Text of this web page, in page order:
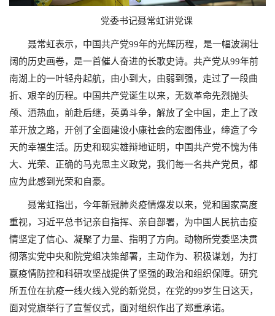
党委书记聂常虹讲党课
聂常虹表示，中国共产党99年的光辉历程，是一幅波澜壮
阔的历史画卷，是一首催人奋进的长歌史诗。共产党从99年前
南湖上的一叶轻舟起航，由小到大，由弱到强，走过了一段曲
折、艰辛的历程。中国共产党诞生以来，无数革命先烈抛头
颅、洒热血，前赴后继，英勇斗争，解放了全中国，走上了改
革开放之路，开创了全面建设小康社会的宏图伟业，缔造了今
天的幸福生活。历史和现实雄辩地证明，中国共产党不愧为伟
大、光荣、正确的马克思主义政党，我们每一名共产党员，都
应为此感到光荣和自豪。
聂常虹指出，今年新冠肺炎疫情爆发以来，党和国家高度
重视，习近平总书记亲自指挥、亲自部署，为中国人民抗击疫
情坚定了信心、凝聚了力量、指明了方向。动物所党委坚决贯
彻落实党中央和院党组决策部署，主动作为、积极谋划，为打
赢疫情防控和科研攻坚战提供了坚强的政治和组织保障。研究
所五位在抗疫一线火线入党的新党员，在党的99岁生日这天，
面对党旗举行了宣誓仪式，面对组织作出了郑重承诺。